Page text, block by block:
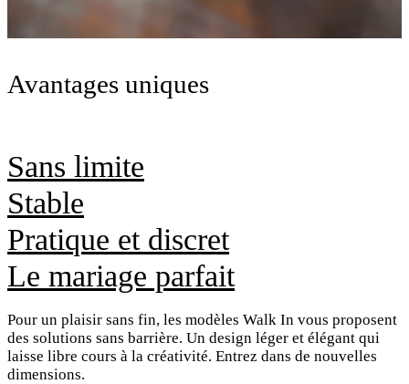
Avantages uniques
Sans limite
Pour un plaisir sans fin, les modèles Walk In vous proposent
des solutions sans barrière. Un design léger et élégant qui
laisse libre cours à la créativité. Entrez dans de nouvelles
dimensions.
Stable
Pratique et discret
Le mariage parfait